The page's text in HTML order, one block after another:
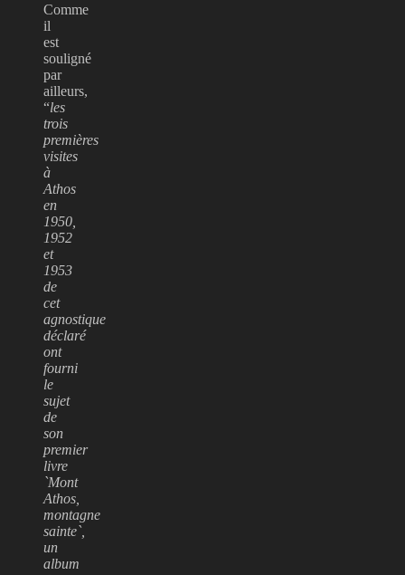
Comme
il
est
souligné
par
ailleurs,
“les
trois
premières
visites
à
Athos
en
1950,
1952
et
1953
de
cet
agnostique
déclaré
ont
fourni
le
sujet
de
son
premier
livre
`Mont
Athos,
montagne
sainte`,
un
album